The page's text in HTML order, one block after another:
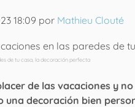
18:09 por Mathieu Clouté
de tu casa, la decoración perfecta
de las vacaciones y
una decoración bien